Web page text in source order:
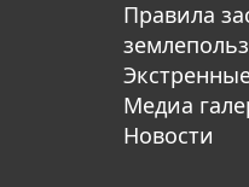
Правила
Медиа
Новости